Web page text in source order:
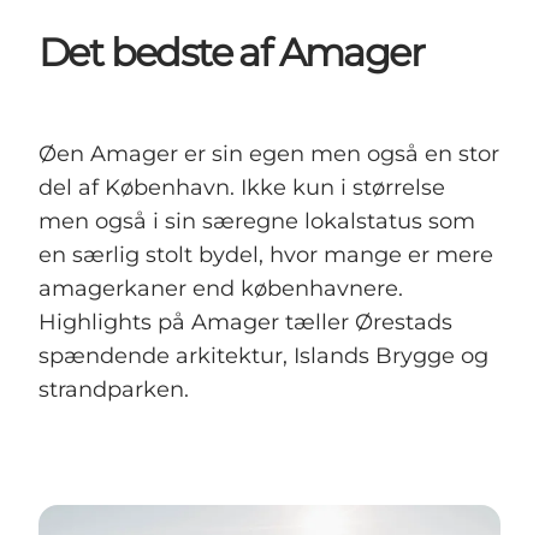
Spis & drik
Områder
CopenPay
Copenhagen Card
Det bedste af Amager
Øen Amager er sin egen men også en stor
del af København. Ikke kun i størrelse
men også i sin særegne lokalstatus som
en særlig stolt bydel, hvor mange er mere
amagerkaner end københavnere.
Highlights på Amager tæller Ørestads
spændende arkitektur, Islands Brygge og
strandparken.